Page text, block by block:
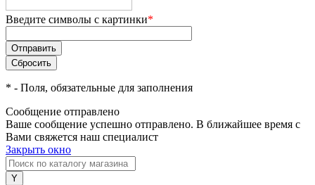
Введите символы с картинки*
* - Поля, обязательные для заполнения
Сообщение отправлено
Ваше сообщение успешно отправлено. В ближайшее время с
Вами свяжется наш специалист
Закрыть окно